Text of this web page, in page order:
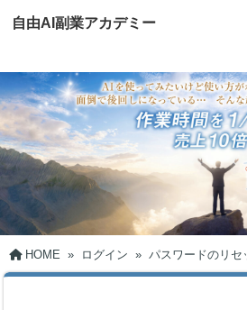
自由AI副業アカデミー
HOME » ログイン » パスワードのリセ